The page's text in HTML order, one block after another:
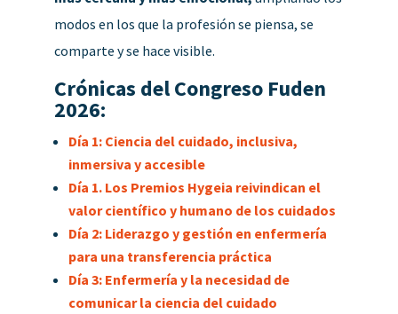
modos en los que la profesión se piensa, se
comparte y se hace visible.
Crónicas del Congreso Fuden
2026:
Día 1: Ciencia del cuidado, inclusiva,
inmersiva y accesible
Día 1. Los Premios Hygeia reivindican el
valor científico y humano de los cuidados
Día 2: Liderazgo y gestión en enfermería
para una transferencia práctica
Día 3: Enfermería y la necesidad de
comunicar la ciencia del cuidado